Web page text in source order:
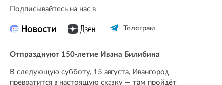
Подписывайтесь на нас в
Телеграм
Отпразднуют 150-летие Ивана Билибина
В следующую субботу, 15 августа, Ивангород
превратится в настоящую сказку — там пройдёт